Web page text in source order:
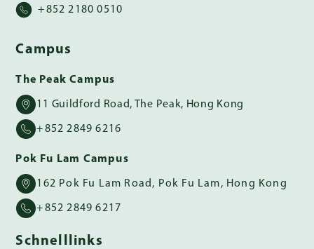
+852 2180 0510
Campus
The Peak Campus
11 Guildford Road, The Peak, Hong Kong
+852 2849 6216
Pok Fu Lam Campus
162 Pok Fu Lam Road, Pok Fu Lam, Hong Kong
+852 2849 6217
Schnelllinks